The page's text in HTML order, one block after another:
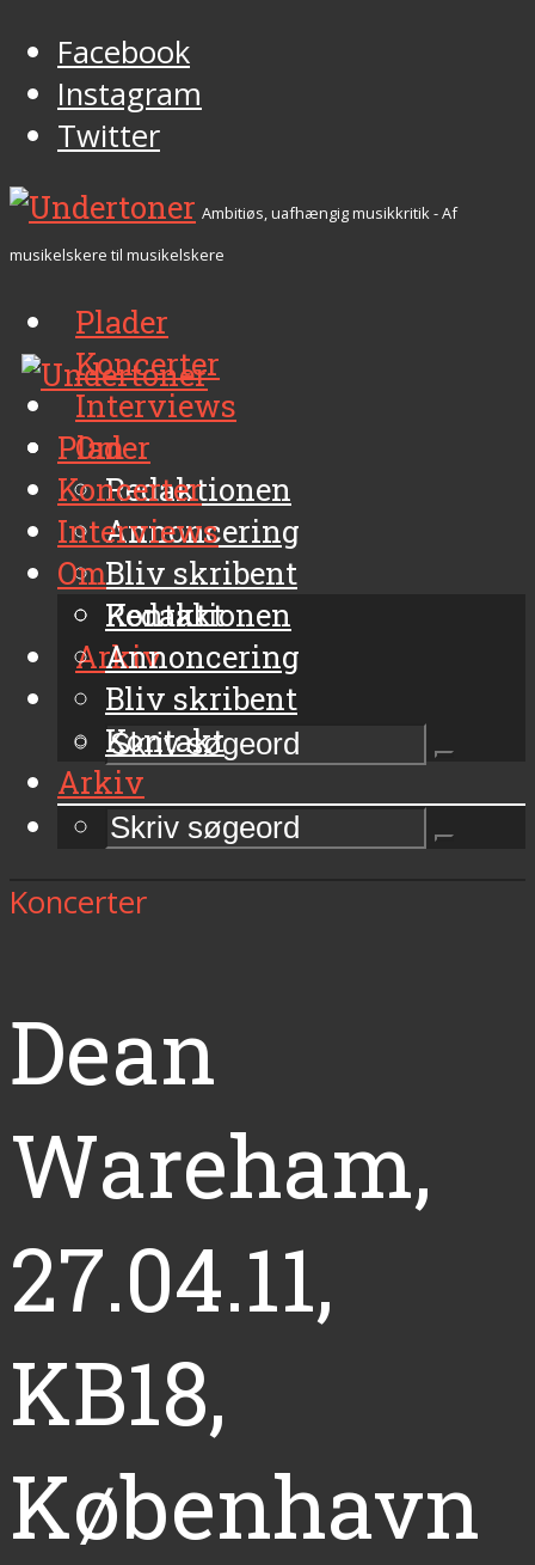
Facebook
Instagram
Twitter
Ambitiøs, uafhængig musikkritik - Af
musikelskere til musikelskere
Plader
Koncerter
Interviews
Om
Redaktionen
Annoncering
Bliv skribent
Kontakt
Arkiv
Plader
Koncerter
Interviews
Om
Redaktionen
Annoncering
Bliv skribent
Kontakt
Arkiv
Koncerter
Dean
Wareham,
27.04.11,
KB18,
København